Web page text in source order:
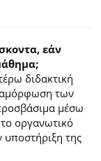
εάν
διδακτική
των
μέσω
οργανωτικό
υποστήριξη της